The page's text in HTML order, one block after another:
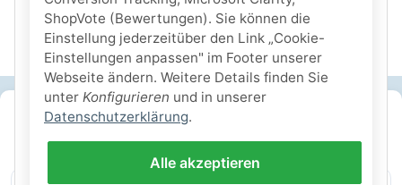
SICHERE ZAHLARTEN
ShopVote (Bewertungen). Sie können die
Einstellung jederzeitüber den Link „Cookie-
Einstellungen anpassen" im Footer unserer
Webseite ändern. Weitere Details finden Sie
unter Konfigurieren und in unserer
Datenschutzerklärung.
Alle akzeptieren